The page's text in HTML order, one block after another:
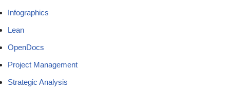
Infographics
Lean
OpenDocs
Project Management
Strategic Analysis